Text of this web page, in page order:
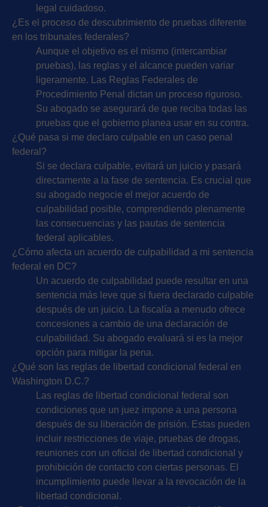
legal cuidadoso.
¿Es el proceso de descubrimiento de pruebas diferente
en los tribunales federales?
Aunque el objetivo es el mismo (intercambiar
pruebas), las reglas y el alcance pueden variar
ligeramente. Las Reglas Federales de
Procedimiento Penal dictan un proceso riguroso.
Su abogado se asegurará de que reciba todas las
pruebas que el gobierno planea usar en su contra.
¿Qué pasa si me declaro culpable en un caso penal
federal?
Si se declara culpable, evitará un juicio y pasará
directamente a la fase de sentencia. Es crucial que
su abogado negocie el mejor acuerdo de
culpabilidad posible, comprendiendo plenamente
las consecuencias y las pautas de sentencia
federal aplicables.
¿Cómo afecta un acuerdo de culpabilidad a mi sentencia
federal en DC?
Un acuerdo de culpabilidad puede resultar en una
sentencia más leve que si fuera declarado culpable
después de un juicio. La fiscalía a menudo ofrece
concesiones a cambio de una declaración de
culpabilidad. Su abogado evaluará si es la mejor
opción para mitigar la pena.
¿Qué son las reglas de libertad condicional federal en
Washington D.C.?
Las reglas de libertad condicional federal son
condiciones que un juez impone a una persona
después de su liberación de prisión. Estas pueden
incluir restricciones de viaje, pruebas de drogas,
reuniones con un oficial de libertad condicional y
prohibición de contacto con ciertas personas. El
incumplimiento puede llevar a la revocación de la
libertad condicional.